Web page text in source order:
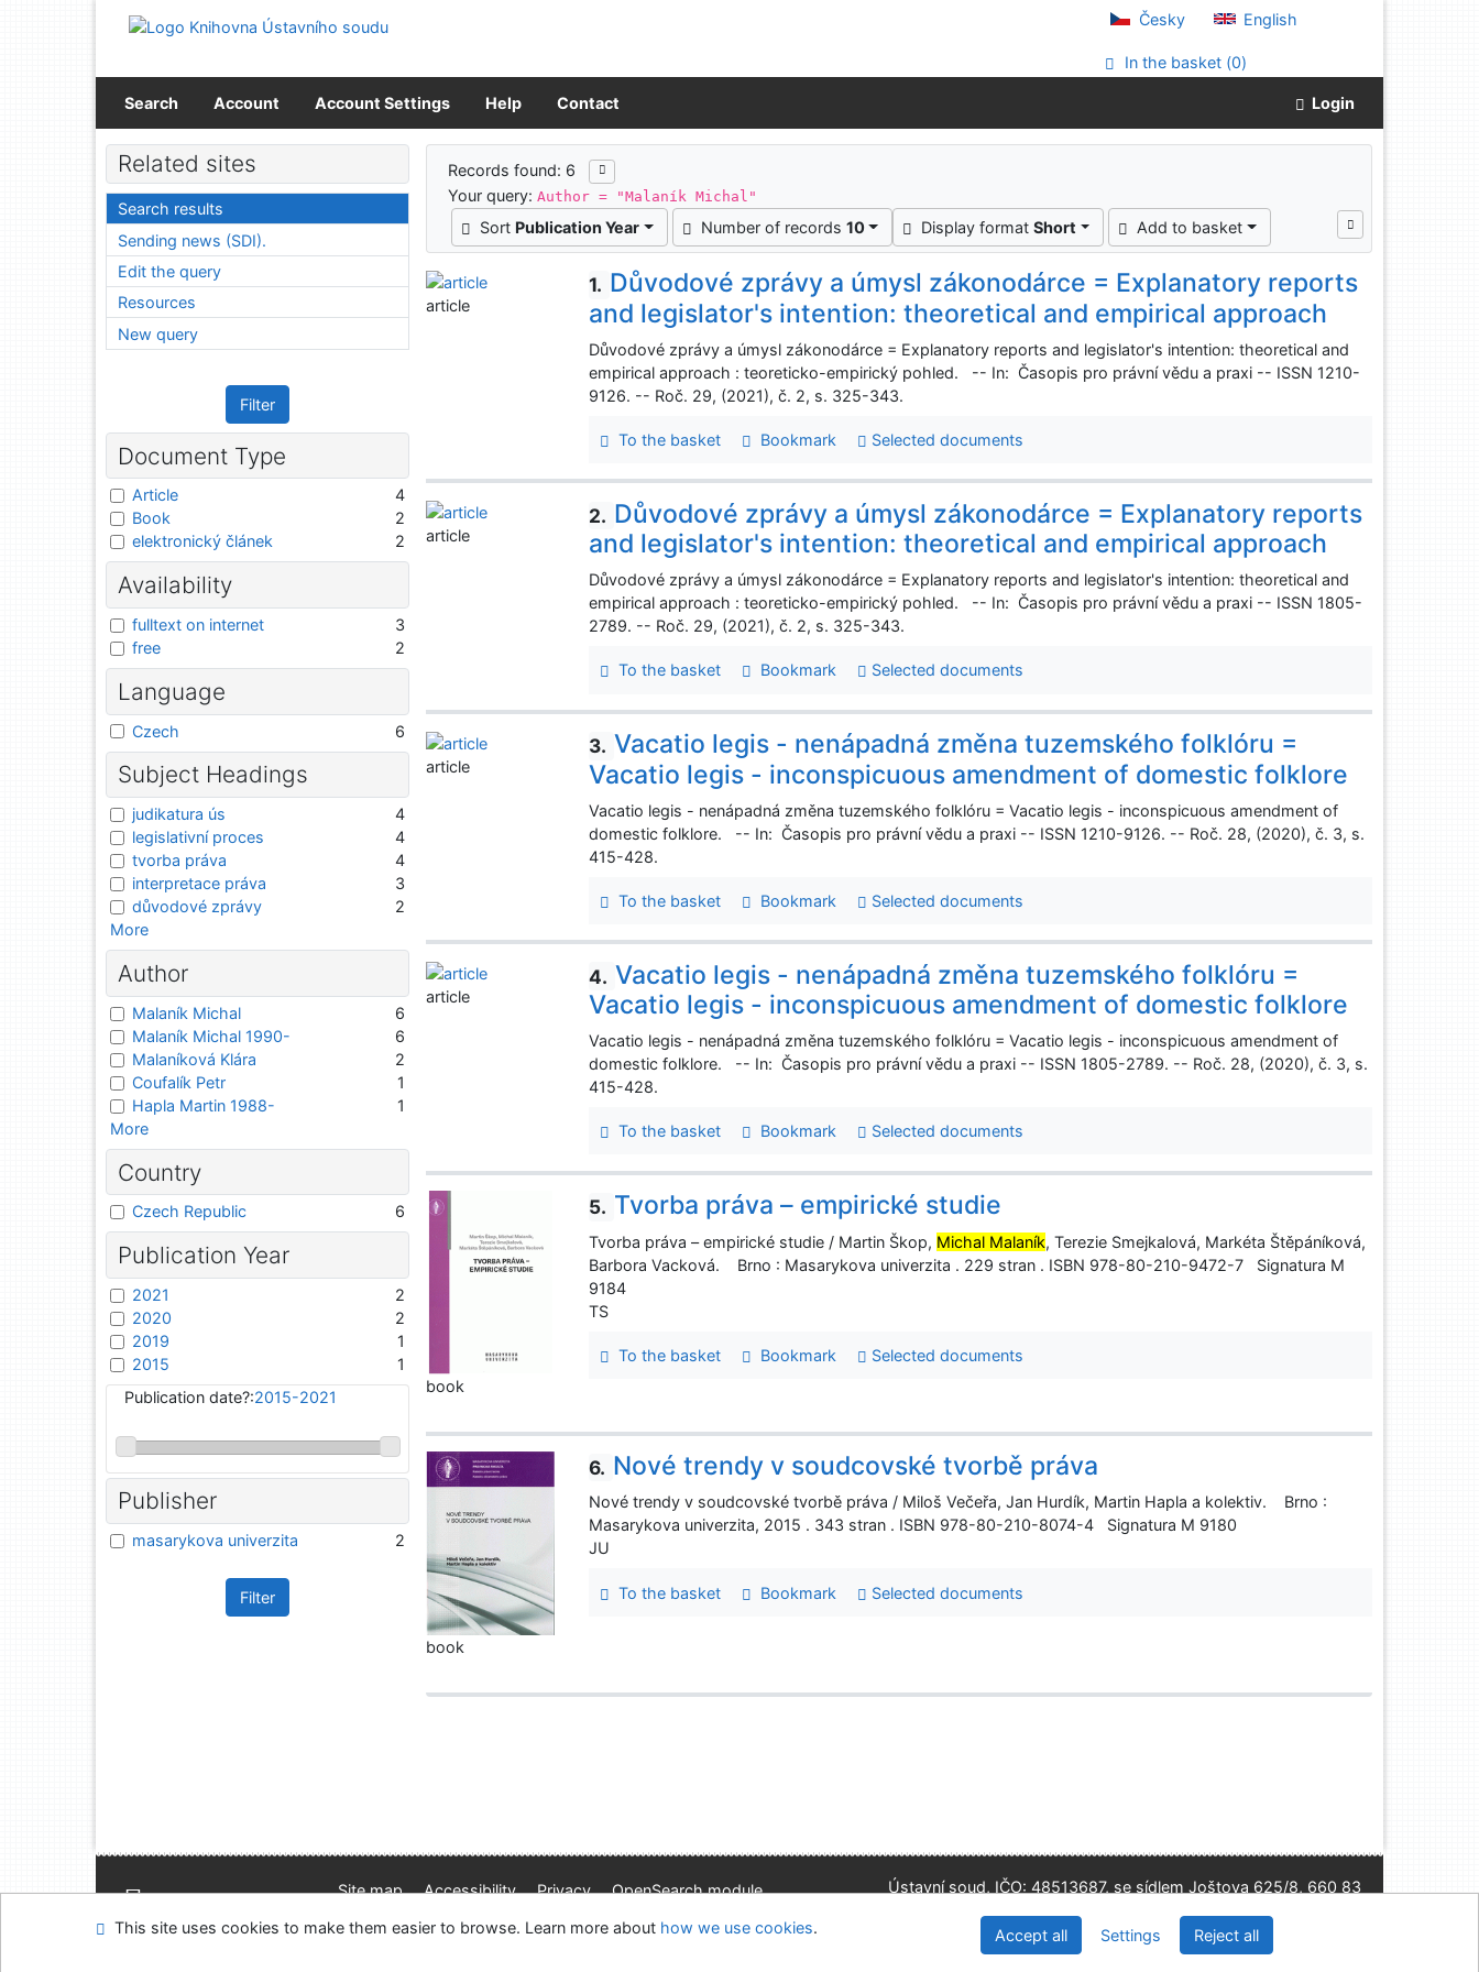
Go to menu
Česky English
In the basket (0)
Search Account Account Settings Help Contact Login
Search results
Records found: 6
Your query:Author = "Malaník Michal"
Sort Publication Year Number of records 10 Display format Short Add to basket
1. Důvodové zprávy a úmysl zákonodárce = Explanatory reports
and legislator's intention: theoretical and empirical approach
Důvodové zprávy a úmysl zákonodárce = Explanatory reports and legislator's intention: theoretical and
empirical approach : teoreticko-empirický pohled. -- In: Časopis pro právní vědu a praxi -- ISSN 1210-
9126. -- Roč. 29, (2021), č. 2, s. 325-343.
To the basket Bookmark Selected documents
article
2. Důvodové zprávy a úmysl zákonodárce = Explanatory reports
and legislator's intention: theoretical and empirical approach
Důvodové zprávy a úmysl zákonodárce = Explanatory reports and legislator's intention: theoretical and
empirical approach : teoreticko-empirický pohled. -- In: Časopis pro právní vědu a praxi -- ISSN 1805-
2789. -- Roč. 29, (2021), č. 2, s. 325-343.
To the basket Bookmark Selected documents
article
3. Vacatio legis - nenápadná změna tuzemského folklóru =
Vacatio legis - inconspicuous amendment of domestic folklore
Vacatio legis - nenápadná změna tuzemského folklóru = Vacatio legis - inconspicuous amendment of
domestic folklore. -- In: Časopis pro právní vědu a praxi -- ISSN 1210-9126. -- Roč. 28, (2020), č. 3, s.
415-428.
To the basket Bookmark Selected documents
article
4. Vacatio legis - nenápadná změna tuzemského folklóru =
Vacatio legis - inconspicuous amendment of domestic folklore
Vacatio legis - nenápadná změna tuzemského folklóru = Vacatio legis - inconspicuous amendment of
domestic folklore. -- In: Časopis pro právní vědu a praxi -- ISSN 1805-2789. -- Roč. 28, (2020), č. 3, s.
415-428.
To the basket Bookmark Selected documents
article
5. Tvorba práva – empirické studie
Tvorba práva – empirické studie / Martin Škop, Michal Malaník, Terezie Smejkalová, Markéta Štěpáníková,
Barbora Vacková. Brno : Masarykova univerzita . 229 stran . ISBN 978-80-210-9472-7 Signatura M
9184
TS
To the basket Bookmark
Selected documents
book
6. Nové trendy v soudcovské tvorbě práva
Nové trendy v soudcovské tvorbě práva / Miloš Večeřa, Jan Hurdík, Martin Hapla a kolektiv. Brno :
Masarykova univerzita, 2015 . 343 stran . ISBN 978-80-210-8074-4 Signatura M 9180
JU
To the basket Bookmark Selected documents
book
Related sites
Search results
Sending news (SDI).
Edit the query
Resources
New query
Filter
Document Type
Article
4
Book
2
elektronický článek
2
Availability
fulltext on internet
3
free
2
Language
Czech 6
Subject Headings
judikatura ús
4
legislativní proces
4
tvorba práva
4
interpretace práva
3
důvodové zprávy
2
More
Author
Malaník Michal
6
Malaník Michal 1990-
6
Malaníková Klára
2
Coufalík Petr
1
Hapla Martin 1988-
1
More
Country
Czech Republic 6
Publication Year
2021
2
2020
2
2019
1
2015
1
Publication date?:2015-2021
Publisher
masarykova univerzita 2
Filter
Site map Accessibility Privacy
OpenSearch module
Feedback form
Cookie settings
Ústavní soud, IČO: 48513687, se sídlem Joštova 625/8, 660 83
©1993-2026IPAC v.4.8.63a-Cosmotron Slovakia, s.r.o.
This site uses cookies to make them easier to browse. Learn more about how we use cookies. Accept all Settings Reject all